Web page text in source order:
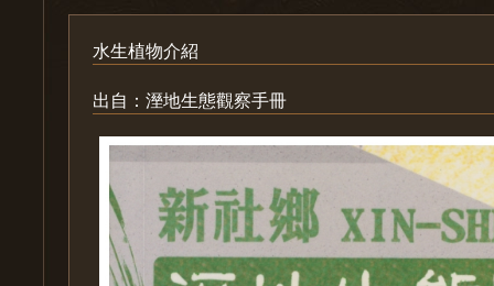
水生植物介紹
出自：溼地生態觀察手冊